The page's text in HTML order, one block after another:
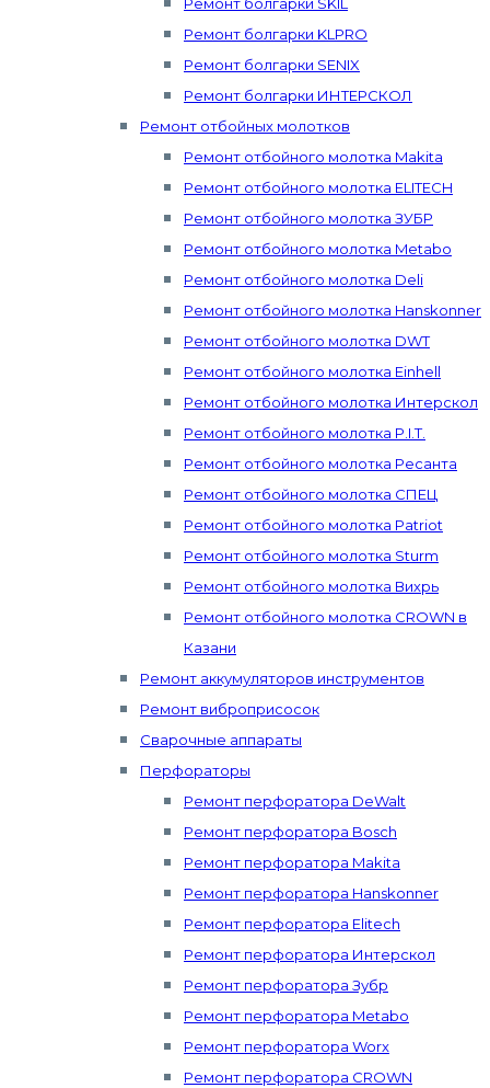
Ремонт болгарки KLPRO
Ремонт болгарки SENIX
Ремонт болгарки ИНТЕРСКОЛ
Ремонт отбойных молотков
Ремонт отбойного молотка Makita
Ремонт отбойного молотка ELITECH
Ремонт отбойного молотка ЗУБР
Ремонт отбойного молотка Metabo
Ремонт отбойного молотка Deli
Ремонт отбойного молотка Hanskonner
Ремонт отбойного молотка DWT
Ремонт отбойного молотка Einhell
Ремонт отбойного молотка Интерскол
Ремонт отбойного молотка P.I.T.
Ремонт отбойного молотка Ресанта
Ремонт отбойного молотка СПЕЦ
Ремонт отбойного молотка Patriot
Ремонт отбойного молотка Sturm
Ремонт отбойного молотка Вихрь
Ремонт отбойного молотка CROWN в
Казани
Ремонт аккумуляторов инструментов
Ремонт виброприсосок
Сварочные аппараты
Перфораторы
Ремонт перфоратора DeWalt
Ремонт перфоратора Bosch
Ремонт перфоратора Makita
Ремонт перфоратора Hanskonner
Ремонт перфоратора Elitech
Ремонт перфоратора Интерскол
Ремонт перфоратора Зубр
Ремонт перфоратора Metabo
Ремонт перфоратора Worx
Ремонт перфоратора CROWN